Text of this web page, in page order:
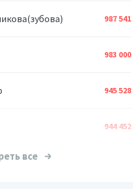
987 541
983 000
945 528
944 452
все